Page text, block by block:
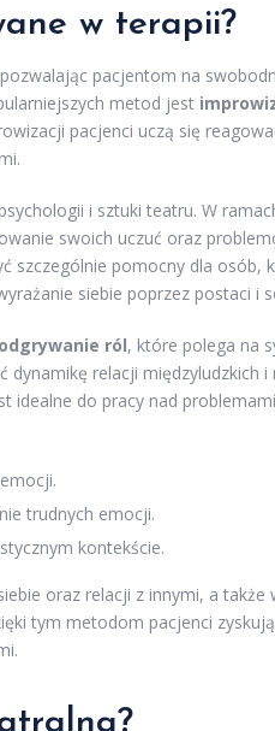
w terapii?
pacjentom na
metod jest
pacjenci uczą się
i sztuki teatru. W
swoich uczuć oraz
szczególnie pomocny dla osób,
siebie poprzez postaci i
odgrywanie ról, które polega na
relacji międzyludzkich i
idealne do pracy nad
trudnych emocji.
kontekście.
oraz relacji z innymi, a także
tym metodom pacjenci